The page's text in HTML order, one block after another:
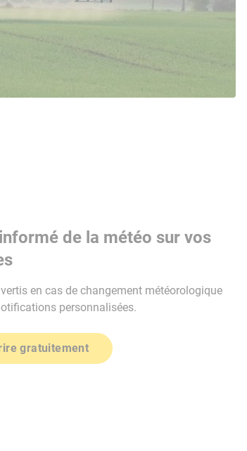
de la météo sur vos
en cas de changement météorologique
personnalisées.
gratuitement